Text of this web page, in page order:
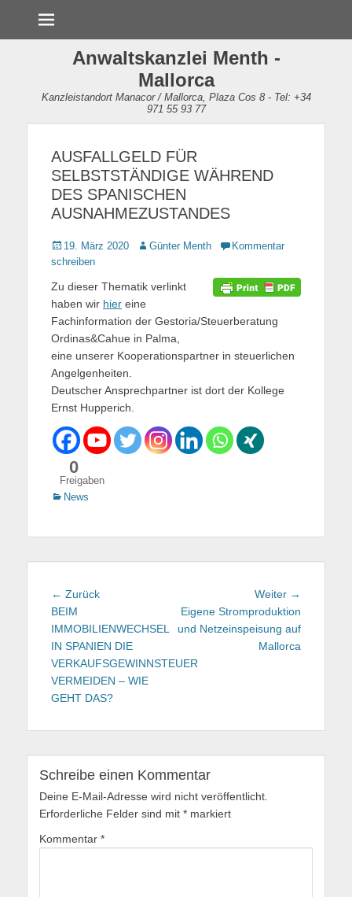
Anwaltskanzlei Menth -
Mallorca
Kanzleistandort Manacor / Mallorca, Plaza Cos 8 - Tel: +34
971 55 93 77
AUSFALLGELD FÜR
SELBSTSTÄNDIGE WÄHREND
DES SPANISCHEN
AUSNAHMEZUSTANDES
Gepostet
am
19. März 2020 AutorGünter Menth
Kommentar
schreiben
Zu dieser Thematik verlinkt
haben wir hier eine
Fachinformation der Gestoria/Steuerberatung
Ordinas&Cahue in Palma,
eine unserer Kooperationspartner in steuerlichen
Angelgenheiten.
Deutscher Ansprechpartner ist dort der Kollege
Ernst Hupperich.
0
Freigaben
Kategorien
News
Beitragsnavigation
← Zurück
BEIM
IMMOBILIENWECHSEL
IN SPANIEN DIE
VERKAUFSGEWINNSTEUER
VERMEIDEN – WIE
GEHT DAS?
Weiter →
Eigene Stromproduktion
und Netzeinspeisung auf
Mallorca
Schreibe einen Kommentar
Deine E-Mail-Adresse wird nicht veröffentlicht.
Erforderliche Felder sind mit * markiert
Kommentar *